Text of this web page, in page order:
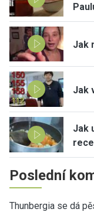
Jak
Jak
Jak
Poslední
Thunbergia se dá